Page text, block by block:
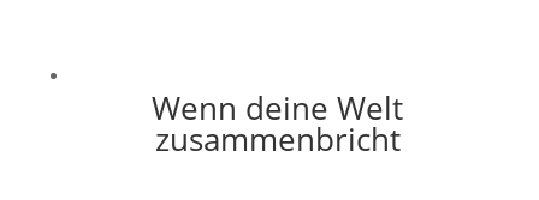
Wenn deine Welt
zusammenbricht